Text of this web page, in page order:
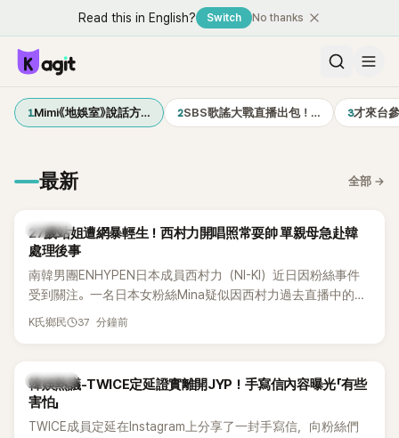
Read this in English? Switch No thanks
1Mimi《地娛室》說話方… 2SBS歌謠大戰直播出包！… 3才來台
最新 全部 →
K-POP
27歲站姐遭網暴輕生！西村力開唱照常耍帥 單親母急赴韓
處理後事
南韓男團ENHYPEN日本成員西村力（NI-KI）近日因粉絲事件
受到關注。一名日本女粉絲Mina疑似因西村力過去直播中的言
論遭外界解讀，進而捲入網路爭議，承受大量負面留言。日前
K氏鄉民 37 分鐘前
熱議討論
韓娛熱議-TWICE定延證實離開JYP！手寫信內容曝光「有些
害怕」
TWICE成員定延在Instagram上分享了一封手寫信，向粉絲們